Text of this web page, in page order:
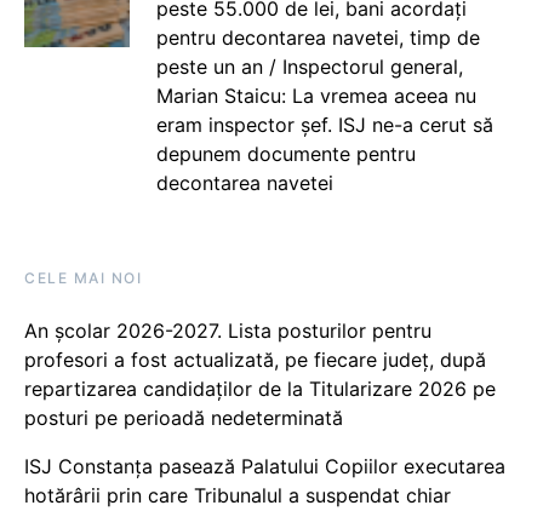
peste 55.000 de lei, bani acordați
pentru decontarea navetei, timp de
peste un an / Inspectorul general,
Marian Staicu: La vremea aceea nu
eram inspector șef. ISJ ne-a cerut să
depunem documente pentru
decontarea navetei
CELE MAI NOI
An școlar 2026-2027. Lista posturilor pentru
profesori a fost actualizată, pe fiecare județ, după
repartizarea candidaților de la Titularizare 2026 pe
posturi pe perioadă nedeterminată
ISJ Constanța pasează Palatului Copiilor executarea
hotărârii prin care Tribunalul a suspendat chiar